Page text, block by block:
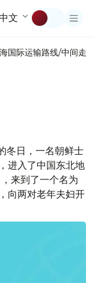
文
国际运输路线/中间走廊
冬日，一名朝鲜士
进入了中国东北地
来到了一个名为
向两对老年夫妇开